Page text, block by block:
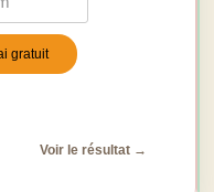
gratuit
Voir le résultat →